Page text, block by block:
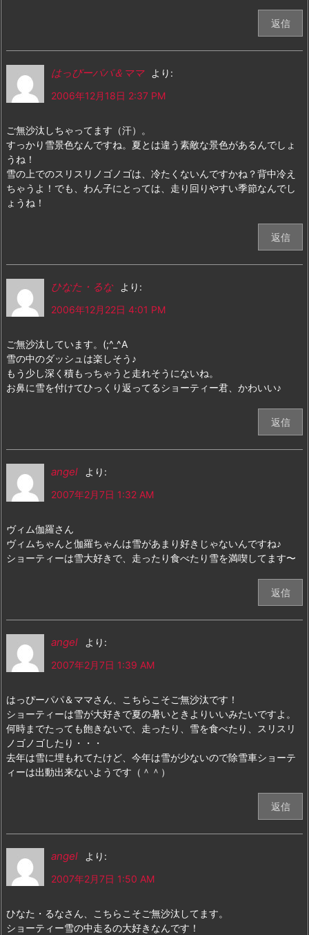
返信
はっぴーパパ＆ママ
より:
2006年12月18日 2:37 PM
ご無沙汰しちゃってます（汗）。
すっかり雪景色なんですね。夏とは違う素敵な景色があるんでしょ
うね！
雪の上でのスリスリノゴノゴは、冷たくないんですかね？背中冷え
ちゃうよ！でも、わん子にとっては、走り回りやすい季節なんでし
ょうね！
返信
ひなた・るな
より:
2006年12月22日 4:01 PM
ご無沙汰しています。(;^_^A
雪の中のダッシュは楽しそう♪
もう少し深く積もっちゃうと走れそうにないね。
お鼻に雪を付けてひっくり返ってるショーティー君、かわいい♪
返信
angel
より:
2007年2月7日 1:32 AM
ヴィム伽羅さん
ヴィムちゃんと伽羅ちゃんは雪があまり好きじゃないんですね♪
ショーティーは雪大好きで、走ったり食べたり雪を満喫してます〜
返信
angel
より:
2007年2月7日 1:39 AM
はっぴーパパ＆ママさん、こちらこそご無沙汰です！
ショーティーは雪が大好きで夏の暑いときよりいいみたいですよ。
何時までたっても飽きないで、走ったり、雪を食べたり、スリスリ
ノゴノゴしたり・・・
去年は雪に埋もれてたけど、今年は雪が少ないので除雪車ショーテ
ィーは出動出来ないようです（＾＾）
返信
angel
より:
2007年2月7日 1:50 AM
ひなた・るなさん、こちらこそご無沙汰してます。
ショーティー雪の中走るの大好きなんです！